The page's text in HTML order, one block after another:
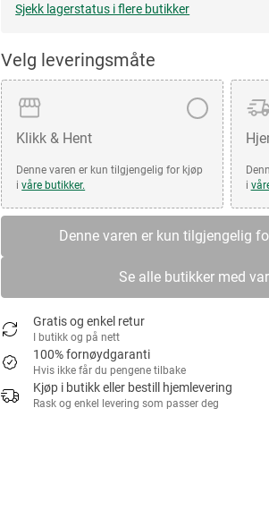
Sjekk lagerstatus i flere butikker
Velg leveringsmåte
Klikk & Hent
Denne varen er kun tilgjengelig for kjøp
ivåre butikker.
i
Denne varen er kun tilgjengelig
Se alle butikker med
Gratis og enkel retur
I butikk og på nett
100% fornøydgaranti
Hvis ikke får du pengene tilbake
Kjøp i butikk eller bestill hjemlevering
Rask og enkel levering som passer deg